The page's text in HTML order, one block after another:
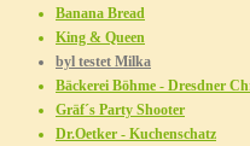
Banana Bread
King & Queen
byl testet Milka
Bäckerei Böhme - Dresdner
Gräf´s Party Shooter
Dr.Oetker - Kuchenschatz